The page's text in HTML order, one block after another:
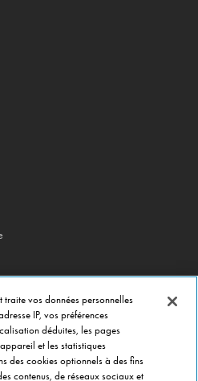
traite vos données personnelles
IP, vos préférences
déduites, les pages
et les statistiques
des cookies optionnels à des fins
contenus, de réseaux sociaux et